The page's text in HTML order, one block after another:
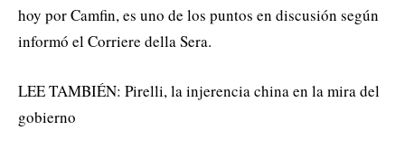
hoy por Camfin, es uno de los puntos en discusión según
informó el Corriere della Sera.
LEE TAMBIÉN: Pirelli, la injerencia china en la mira del
gobierno